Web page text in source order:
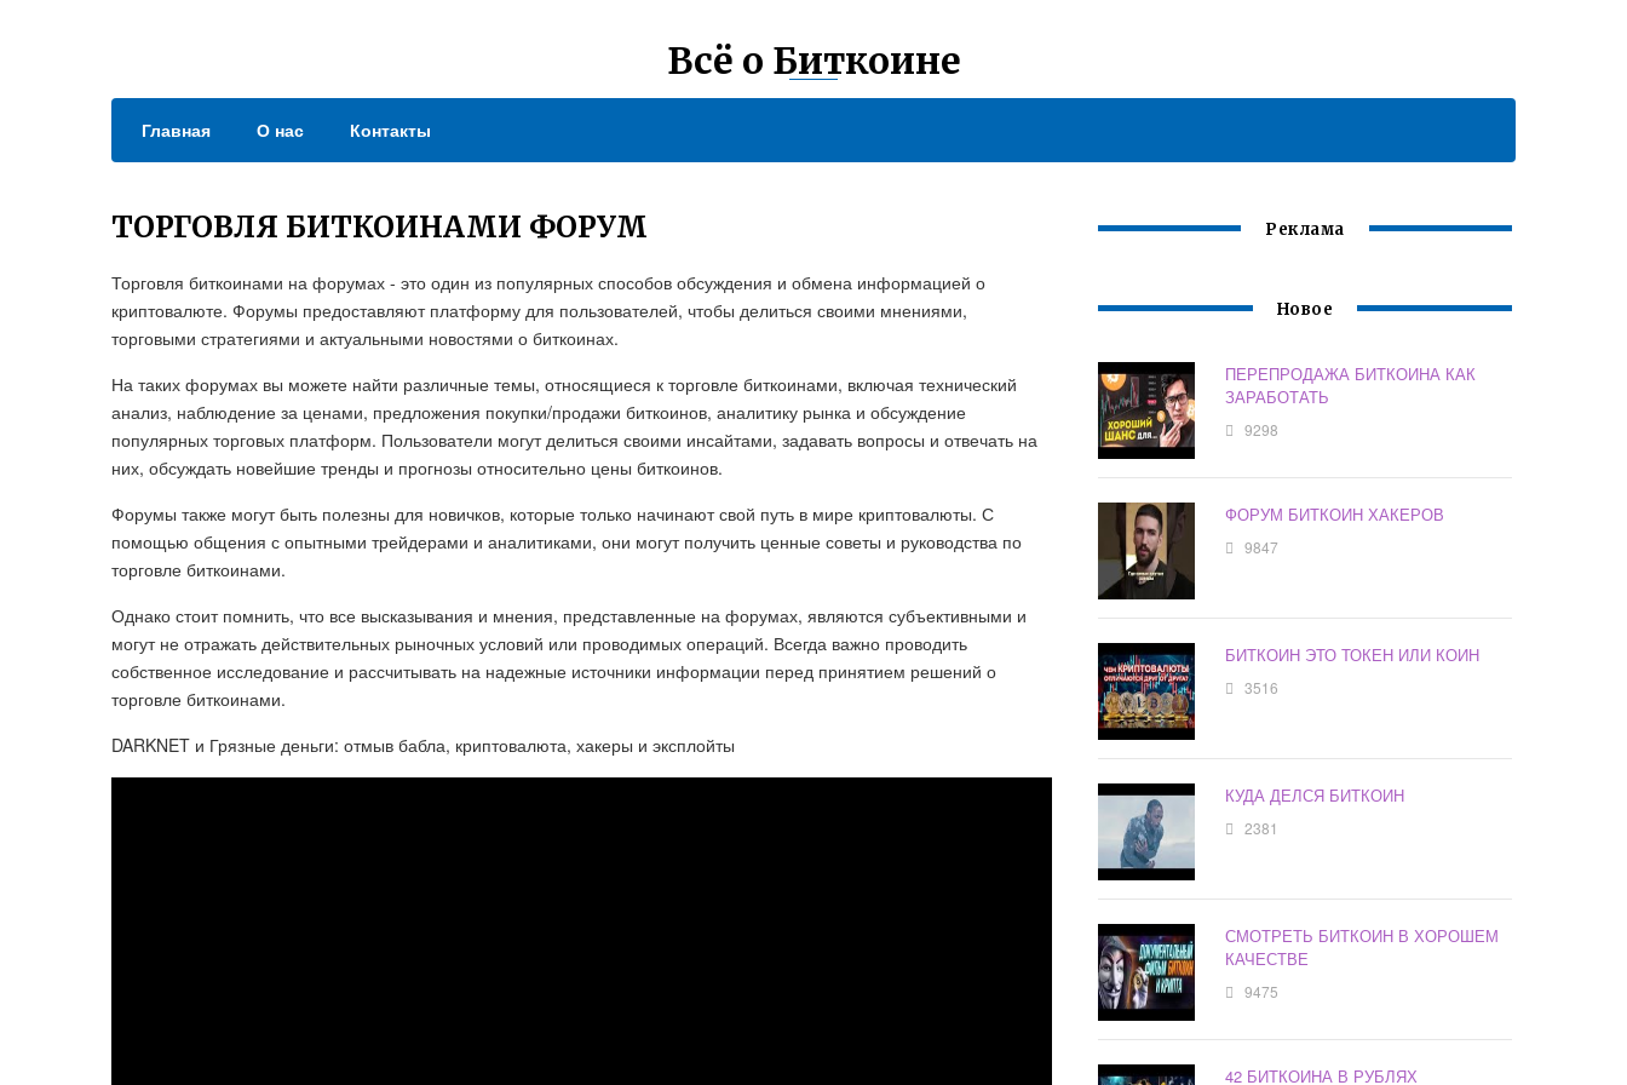
Всё о Биткоине
Главная О нас Контакты
ТОРГОВЛЯ БИТКОИНАМИ ФОРУМ
Торговля биткоинами на форумах - это один из популярных способов обсуждения и обмена информацией о
криптовалюте. Форумы предоставляют платформу для пользователей, чтобы делиться своими мнениями,
торговыми стратегиями и актуальными новостями о биткоинах.
На таких форумах вы можете найти различные темы, относящиеся к торговле биткоинами, включая технический
анализ, наблюдение за ценами, предложения покупки/продажи биткоинов, аналитику рынка и обсуждение
популярных торговых платформ. Пользователи могут делиться своими инсайтами, задавать вопросы и отвечать на
них, обсуждать новейшие тренды и прогнозы относительно цены биткоинов.
Форумы также могут быть полезны для новичков, которые только начинают свой путь в мире криптовалюты. С
помощью общения с опытными трейдерами и аналитиками, они могут получить ценные советы и руководства по
торговле биткоинами.
Однако стоит помнить, что все высказывания и мнения, представленные на форумах, являются субъективными и
могут не отражать действительных рыночных условий или проводимых операций. Всегда важно проводить
собственное исследование и рассчитывать на надежные источники информации перед принятием решений о
торговле биткоинами.
DARKNET и Грязные деньги: отмыв бабла, криптовалюта, хакеры и эксплойты
Реклама
Новое
ПЕРЕПРОДАЖА БИТКОИНА КАК
ЗАРАБОТАТЬ
9298
ФОРУМ БИТКОИН ХАКЕРОВ
9847
БИТКОИН ЭТО ТОКЕН ИЛИ КОИН
3516
КУДА ДЕЛСЯ БИТКОИН
2381
СМОТРЕТЬ БИТКОИН В ХОРОШЕМ
КАЧЕСТВЕ
9475
42 БИТКОИНА В РУБЛЯХ